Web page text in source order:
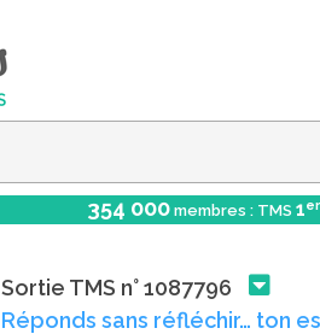
354 000 membres : TMS 1er
Sortie TMS n° 1087796
Réponds sans réfléchir… ton